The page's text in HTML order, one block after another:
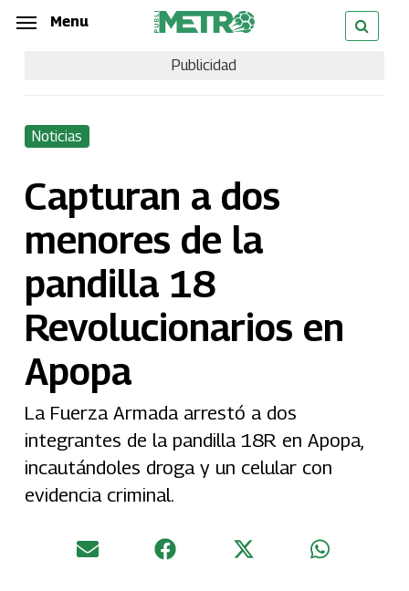
Skip
content
Menu
Publicidad
Noticias
Capturan a dos
menores de la
pandilla 18
Revolucionarios en
Apopa
La Fuerza Armada arrestó a dos
integrantes de la pandilla 18R en Apopa,
incautándoles droga y un celular con
evidencia criminal.
Menu